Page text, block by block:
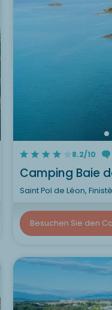
8.2/10
Camping Baie
Saint Pol de Léon,
Besuchen Sie den